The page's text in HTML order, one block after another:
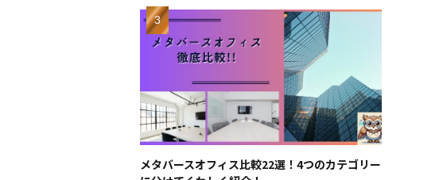
メタバースオフィス比較22選！4つのカテゴリー